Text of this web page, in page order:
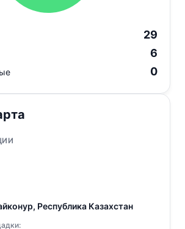
29
6
0
Республика Казахстан